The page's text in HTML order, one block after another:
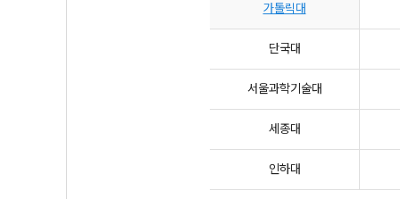
가톨릭대
단국대
서울과학기술대
세종대
인하대